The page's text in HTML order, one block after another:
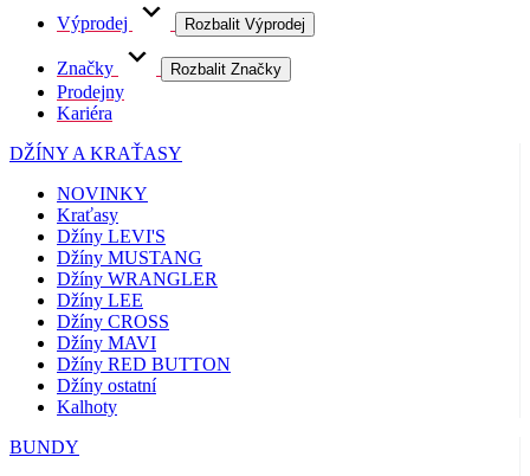
Výprodej Rozbalit Výprodej
Značky Rozbalit Značky
Prodejny
Kariéra
DŽÍNY A KRAŤASY
NOVINKY
Kraťasy
Džíny LEVI'S
Džíny MUSTANG
Džíny WRANGLER
Džíny LEE
Džíny CROSS
Džíny MAVI
Džíny RED BUTTON
Džíny ostatní
Kalhoty
BUNDY